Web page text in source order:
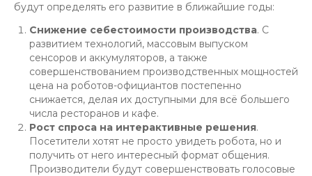
будут определять его развитие в ближайшие годы:
Снижение себестоимости производства. С
развитием технологий, массовым выпуском
сенсоров и аккумуляторов, а также
совершенствованием производственных мощностей
цена на роботов-официантов постепенно
снижается, делая их доступными для всё большего
числа ресторанов и кафе.
Рост спроса на интерактивные решения.
Посетители хотят не просто увидеть робота, но и
получить от него интересный формат общения.
Производители будут совершенствовать голосовые